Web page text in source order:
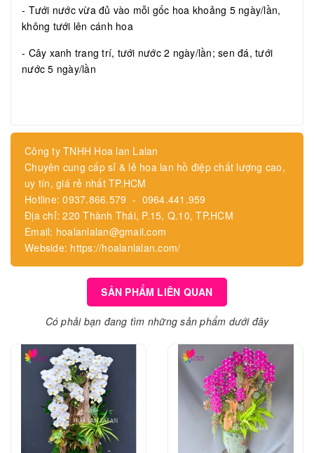
- Tưới nước vừa đủ vào mỗi gốc hoa khoảng 5 ngày/lần,
không tưới lên cánh hoa
- Cây xanh trang trí, tưới nước 2 ngày/lần; sen đá, tưới
nước 5 ngày/lần
Công ty TNHH Hoa lan Lalan
Chuyên cung cấp sỉ & lẻ hoa lan hồ điệp chất lượng cao,
uy tín, giá rẻ nhất TP.HCM
Hotline: 0937.866.579 - 0964.441.959
Địa chỉ: 220 Thành Thái, P.15, Q.10, TP.HCM
Email: hoalanlalan@gmail.com
Webside: https://hoalanlalan.com/
SẢN PHẨM LIÊN QUAN
Có phải bạn đang tìm những sản phẩm dưới đây